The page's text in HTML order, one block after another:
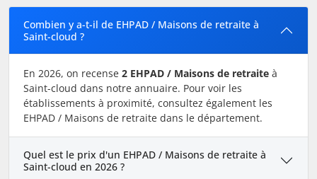
Combien y a-t-il de EHPAD / Maisons de retraite à
Saint-cloud ?
En 2026, on recense 2 EHPAD / Maisons de retraite à
Saint-cloud dans notre annuaire. Pour voir les
établissements à proximité, consultez également les
EHPAD / Maisons de retraite dans le département.
Quel est le prix d'un EHPAD / Maisons de retraite à
Saint-cloud en 2026 ?